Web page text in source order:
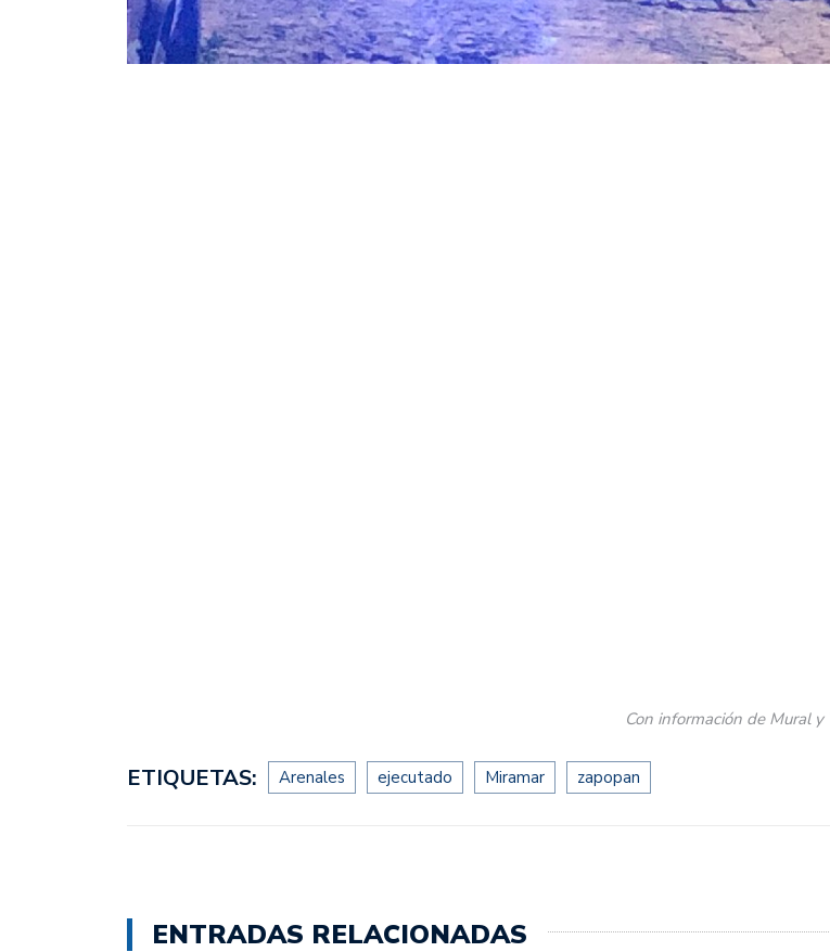
Con información de Mural y
ETIQUETAS: Arenales ejecutado Miramar zapopan
ENTRADAS RELACIONADAS